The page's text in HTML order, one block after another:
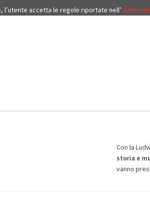
accetta le regole riportate nell’
Con la
storia e
vanno